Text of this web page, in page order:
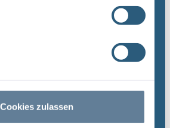
Cookies zulassen
BGE | Vortrag zur
Info-Mobil vom Bundesamt für
nuklearen Entsorgung (BASE) ist
Marktplatz. Dort informieren